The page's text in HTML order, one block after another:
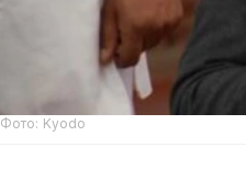
Фото: Kyodo